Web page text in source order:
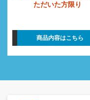
ただいた方限り
商品内容はこちら